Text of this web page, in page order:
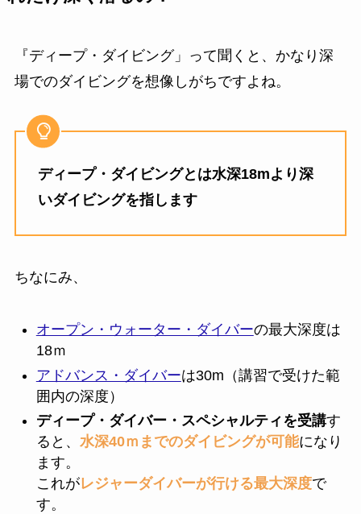
『ディープ・ダイビング」って聞くと、かなり深
場でのダイビングを想像しがちですよね。
ディープ・ダイビングとは水深18mより深
いダイビングを指します
ちなにみ、
オープン・ウォーター・ダイバーの最大深度は
18ｍ
アドバンス・ダイバーは30m（講習で受けた範
囲内の深度）
ディープ・ダイバー・スペシャルティを受講す
ると、 水深40ｍまでのダイビングが可能になり
ます。
これがレジャーダイバーが行ける最大深度で
す。